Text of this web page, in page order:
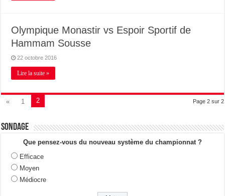
Olympique Monastir vs Espoir Sportif de
Hammam Sousse
22 octobre 2016
Lire la suite »
Page 2 sur 2
« 1 2
Sondage
Que pensez-vous du nouveau système du championnat ?
Efficace
Moyen
Médiocre